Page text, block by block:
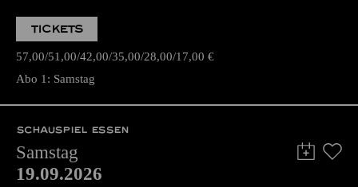
TICKETS
57,00 51,00 42,00 35,00 28,00 17,00 €
Abo 1: Samstag
SCHAUSPIEL ESSEN
Samstag
19.09.2026